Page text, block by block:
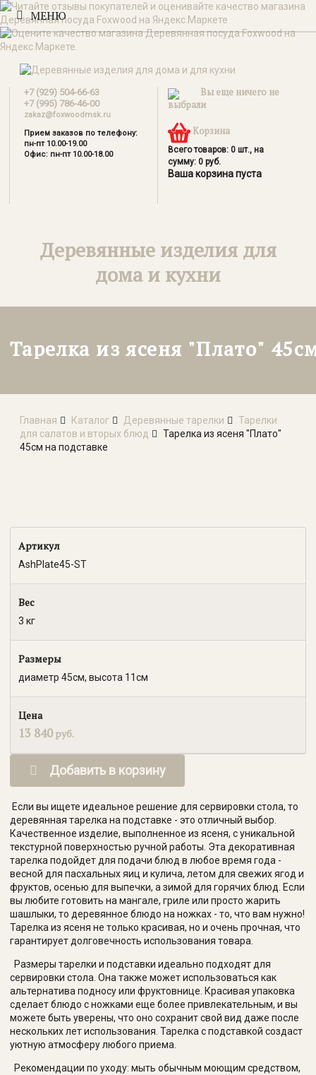
+7 (929) 504-66-63
+7 (995) 786-46-00
zakaz@foxwoodmsk.ru
Прием заказов по телефону:
пн-пт 10.00-19.00
Офис: пн-пт 10.00-18.00
Вы еще ничего не
выбрали
Корзина
Всего товаров: 0 шт., на
сумму: 0 руб.
Ваша корзина пуста
Деревянные изделия для
дома и кухни
МЕНЮ
Тарелка из ясеня "Плато"
Главная Каталог Деревянные тарелки
Тарелки
для салатов и вторых блюд
Тарелка из ясеня "Плато"
45см на подставке
Артикул
AshPlate45-ST
Вес
3 кг
Размеры
диаметр 45см, высота 11см
Цена
13 840руб.
Добавить в корзину
Если вы ищете идеальное решение для сервировки стола, то
деревянная тарелка на подставке - это отличный выбор.
Качественное изделие, выполненное из ясеня, с уникальной
текстурной поверхностью ручной работы. Эта декоративная
тарелка подойдет для подачи блюд в любое время года -
весной для пасхальных яиц и кулича, летом для свежих ягод и
фруктов, осенью для выпечки, а зимой для горячих блюд. Если
вы любите готовить на мангале, гриле или просто жарить
шашлыки, то деревянное блюдо на ножках - то, что вам нужно!
Тарелка из ясеня не только красивая, но и очень прочная, что
гарантирует долговечность использования товара.
Размеры тарелки и подставки идеально подходят для
сервировки стола. Она также может использоваться как
альтернатива подносу или фруктовнице. Красивая упаковка
сделает блюдо с ножками еще более привлекательным, и вы
можете быть уверены, что оно сохранит свой вид даже после
нескольких лет использования. Тарелка с подставкой создаст
уютную атмосферу любого приема.
Рекомендации по уходу: мыть обычным моющим средством,